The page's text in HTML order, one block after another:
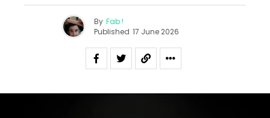
By Fab !
Published 17 June 2026